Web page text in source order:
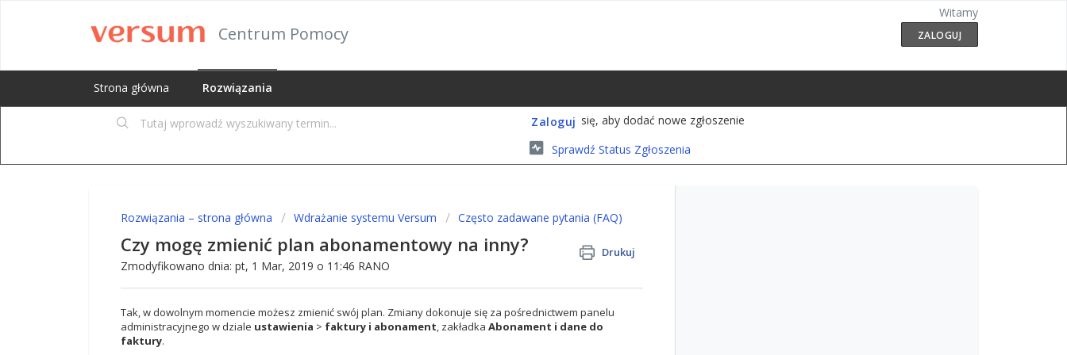
Centrum Pomocy
Witamy
ZALOGUJ
Strona główna Rozwiązania
Zaloguj się, aby dodać nowe zgłoszenie
Sprawdź Status Zgłoszenia
Rozwiązania – strona główna Wdrażanie systemu Versum Często zadawane pytania (FAQ)
Czy mogę zmienić plan abonamentowy na inny? Drukuj
Zmodyfikowano dnia: pt, 1 Mar, 2019 o 11:46 RANO
Tak, w dowolnym momencie możesz zmienić swój plan. Zmiany dokonuje się za pośrednictwem panelu
administracyjnego w dziale ustawienia > faktury i abonament, zakładka Abonament i dane do
faktury.